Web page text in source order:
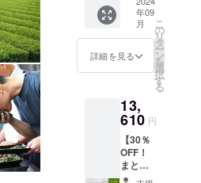
ます。
ご了承
くださ
※20歳未
満の者
飲酒は
法令で
禁止さ
れてい
ます。
20歳未
満の方
ロテイ
ンは、
鹿児島
れた大
地で
の抹茶
を使用
し、高
品質W
タンパ
クや美
ご了承
くださ
い。
※20歳未
満の者
による
禁止さ
れてい
ます。
20歳未
満の方
はこの
児島県
志布志
市有明
町野神
３４５
たりの
定員は8
名と致
しま
す。日
程はク
目〜11
月1週目
で複数
回実施
予定 ※
予定
（天候
によっ
て工場
が稼働
してい
12,960
円 ↓
ちょい
まとめ
割価格
9,720円
・茶乃
美プロ
テイ
ン：
810g×2
袋(60日
分) 賞味
年09
月
詳細を見る
こ
の
リ
タ
ー
ン
を
選
択
す
る
13,
610 円
【30％
OFF！
まとめ
割！】